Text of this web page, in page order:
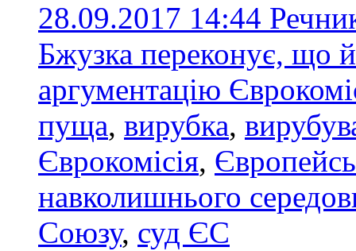
28.09.2017 14:44
Бжузка переконує, що
аргументацію
пуща, вирубка,
Єврокомісія,
навколишнього
Союзу, суд ЄС